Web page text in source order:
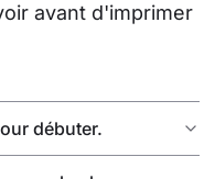
avant d'imprimer
débuter.